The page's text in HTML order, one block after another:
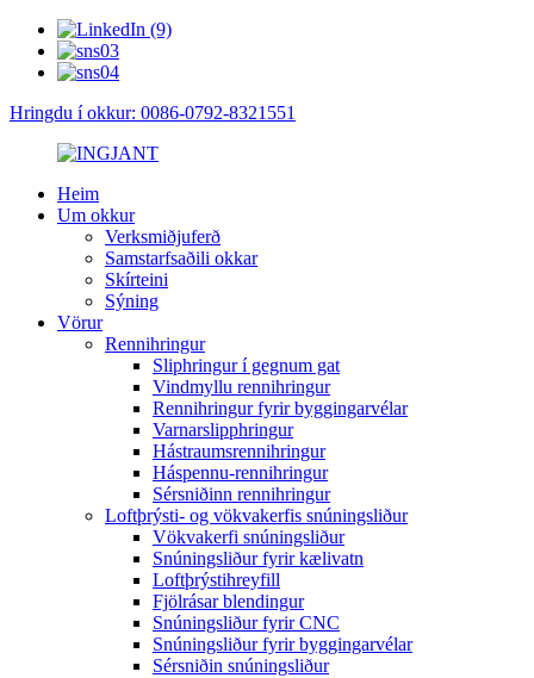
Hringdu í okkur: 0086-0792-8321551
Heim
Um okkur
Verksmiðjuferð
Samstarfsaðili okkar
Skírteini
Sýning
Vörur
Rennihringur
Sliphringur í gegnum gat
Vindmyllu rennihringur
Rennihringur fyrir byggingarvélar
Varnarslipphringur
Hástraumsrennihringur
Háspennu-rennihringur
Sérsniðinn rennihringur
Loftþrýsti- og vökvakerfis snúningsliður
Vökvakerfi snúningsliður
Snúningsliður fyrir kælivatn
Loftþrýstihreyfill
Fjölrásar blendingur
Snúningsliður fyrir CNC
Snúningsliður fyrir byggingarvélar
Sérsniðin snúningsliður